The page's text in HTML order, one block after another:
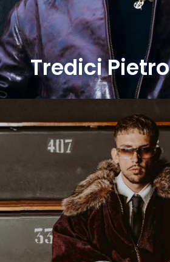
Tredici Pietro